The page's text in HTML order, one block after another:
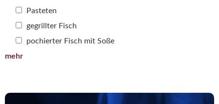
Pasteten
gegrillter Fisch
pochierter Fisch mit Soße
mehr